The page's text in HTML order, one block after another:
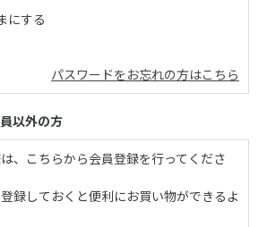
にする
パスワードをお忘れの方はこちら
以外の方
、こちらから会員登録を行ってくださ
録しておくと便利にお買い物ができるよ